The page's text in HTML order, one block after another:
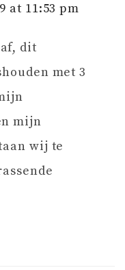
at 11:53 pm
dit
met 3
mijn
wij te